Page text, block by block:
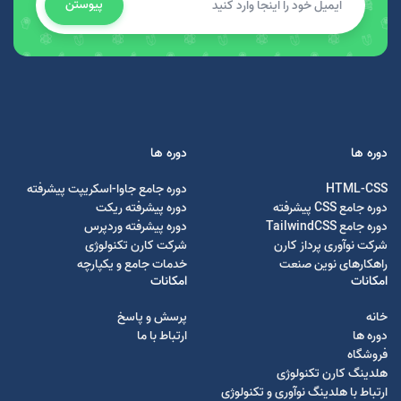
پیوستن
دوره ها
HTML-CSS
دوره جامع CSS پیشرفته
دوره جامع TailwindCSS
شرکت نوآوری پرداز کارن
راهکارهای نوین صنعت
دوره ها
دوره جامع جاوا-اسکریپت پیشرفته
دوره پیشرفته ریکت
دوره پیشرفته وردپرس
شرکت کارن تکنولوژی
خدمات جامع و یکپارچه
امکانات
خانه
دوره ها
فروشگاه
هلدینگ کارن تکنولوژی
ارتباط با هلدینگ نوآوری و تکنولوژی
امکانات
پرسش و پاسخ
ارتباط با ما